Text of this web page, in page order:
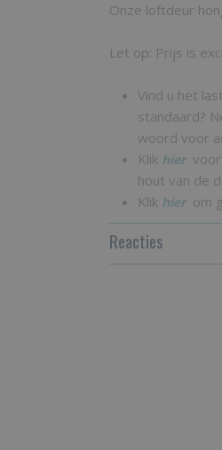
Onze loftdeur
Let op: Prijs is
Vind u het
standaard?
woord voor
Klik hier
hout van de
Klik hier om
Reacties